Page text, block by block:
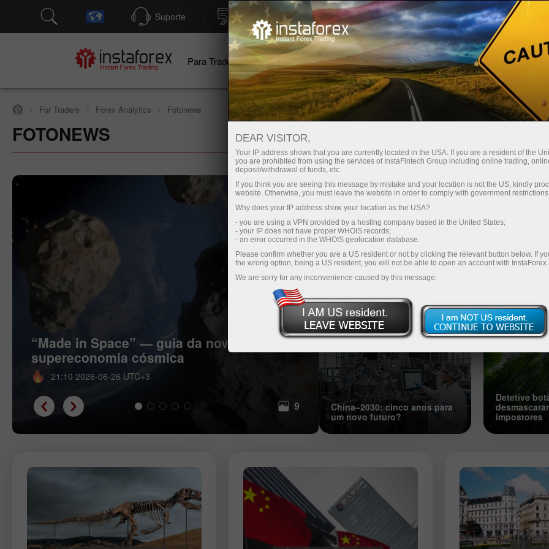
Suporte Abertura instanânea da conta Plataforma de negociação
Para Traders Para Iniciantes Para Investidores Para Parceiros
For Traders Forex Analytics Fotonews
FOTONEWS Abrir conta demo
“Made in Space” — guia da nova
supereconomia cósmica
21:10 2026-06-26 UTC+3
9
Mais perto da natureza: a
silenciosa do biohacking
20:58 2026-06-25 UTC+3
Duplos digitais: o fim da
exclusividade humana
biológica
Estratégia
prazo —
China–2030: cinco anos para
um novo futuro?
Detetive
impostores
DEAR VISITOR,
Your IP address shows that you are currently located in the USA. If you are a resident of the
you are prohibited from using the services of InstaFintech Group including online trading,
deposit/withdrawal of funds, etc.
If you think you are seeing this message by mistake and your location is not the US, kindly
website. Otherwise, you must leave the website in order to comply with government
Why does your IP address show your location as the USA?
- you are using a VPN provided by a hosting company based in the United States;
- your IP does not have proper WHOIS records;
- an error occurred in the WHOIS geolocation database.
Please confirm whether you are a US resident or not by clicking the relevant button below. If
the wrong option, being a US resident, you will not be able to open an account with InstaForex
We are sorry for any inconvenience caused by this message.